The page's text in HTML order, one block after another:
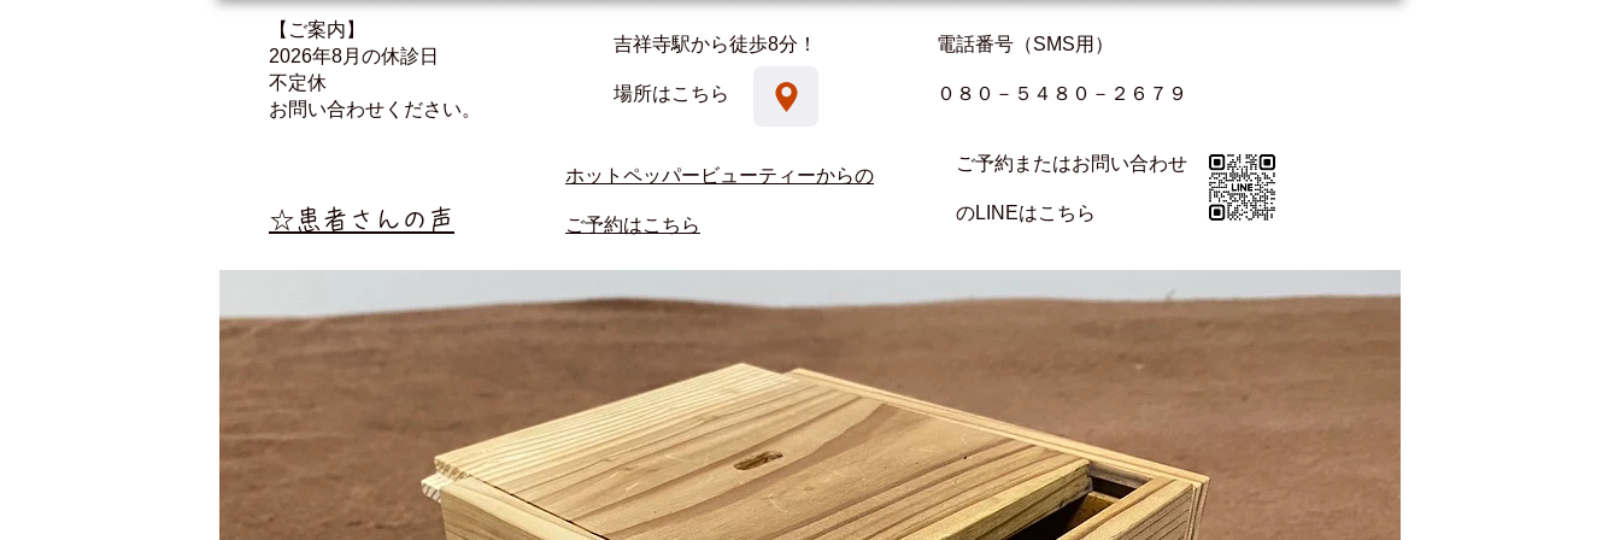
【ご案内】
2026年8月の休診日
不定休
お問い合わせください。
☆患者さんの声
吉祥寺駅から徒歩8分！
場所はこちら
ホットペッパービューティーからの
ご予約はこちら
電話番号（SMS用）
０８０－５４８０－２６７９
ご予約またはお問い合わせ
のLINEはこちら